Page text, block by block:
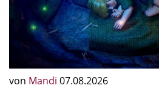
von Mandi 07.08.2026